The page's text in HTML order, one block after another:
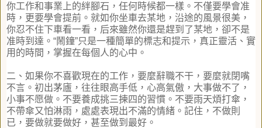
你工作和事業上的絆腳石，任何時候都一樣。 不僅要學會准
時，更要學會提前。就如你坐車去某地， 沿途的風景很美，
你忍不住下車看一看， 后來雖然你還是趕到了某地，卻不是
准時到達。 “鬧鐘”只是一種簡單的標志和提示，真正靈活、實
用的時間，掌握在每個人的心中。
二、如果你不喜歡現在的工作，要麼辭職不干，要麼就閉嘴
不言。 初出茅廬，往往眼高手低，心高氣傲，大事做不了，
小事不愿做。 不要養成挑三揀四的習慣。不要雨天煩打傘，
不帶傘又怕淋雨， 處處表現出不滿的情緒。記住，不做則
已，要做就要做好， 甚至做到最好。